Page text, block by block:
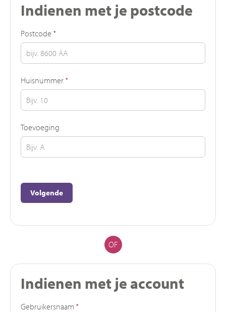
Indienen met je postcode
Postcode *
Huisnummer *
Toevoeging
Volgende
OF
Indienen met je account
Gebruikersnaam *